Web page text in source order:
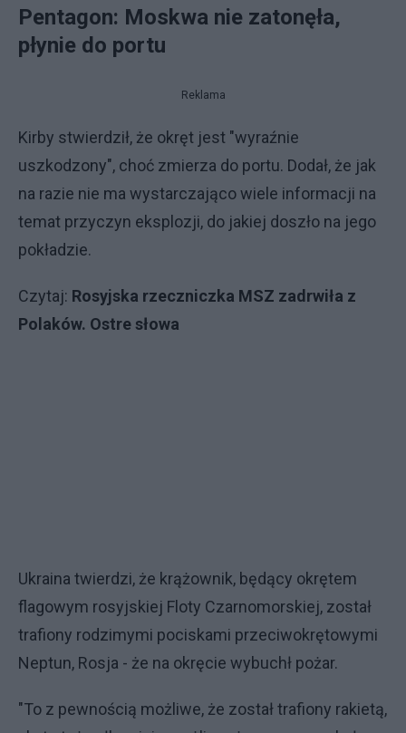
Pentagon: Moskwa nie zatonęła,
płynie do portu
Reklama
Kirby stwierdził, że okręt jest "wyraźnie
uszkodzony", choć zmierza do portu. Dodał, że jak
na razie nie ma wystarczająco wiele informacji na
temat przyczyn eksplozji, do jakiej doszło na jego
pokładzie.
Czytaj: Rosyjska rzeczniczka MSZ zadrwiła z
Polaków. Ostre słowa
Ukraina twierdzi, że krążownik, będący okrętem
flagowym rosyjskiej Floty Czarnomorskiej, został
trafiony rodzimymi pociskami przeciwokrętowymi
Neptun, Rosja - że na okręcie wybuchł pożar.
"To z pewnością możliwe, że został trafiony rakietą,